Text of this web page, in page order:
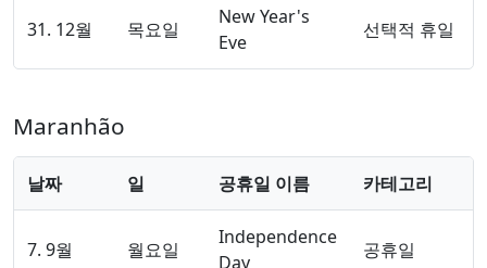
31. 12월 목요일
New Year's
Eve
선택적 휴일
Maranhão
날짜 일 공휴일 이름 카테고리
7. 9월 월요일
Independence
Day
공휴일